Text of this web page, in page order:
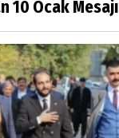
10 Ocak Mesajı